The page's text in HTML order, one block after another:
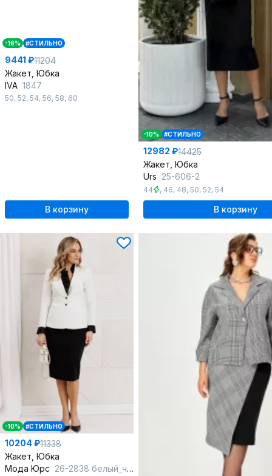
-16% #СТИЛЬНО
9441 ₽11204
Жакет, Юбка
IVA 1847
50, 52, 54, 56, 58, 60
В корзину
-10% #СТИЛЬНО
12982 ₽14425
Жакет, Юбка
Urs 25-606-2
44 , 46, 48, 50, 52, 54
В корзину
-10% #СТИЛЬНО
10204 ₽11338
Жакет, Юбка
Мода Юрс 26-2838 белый_черный